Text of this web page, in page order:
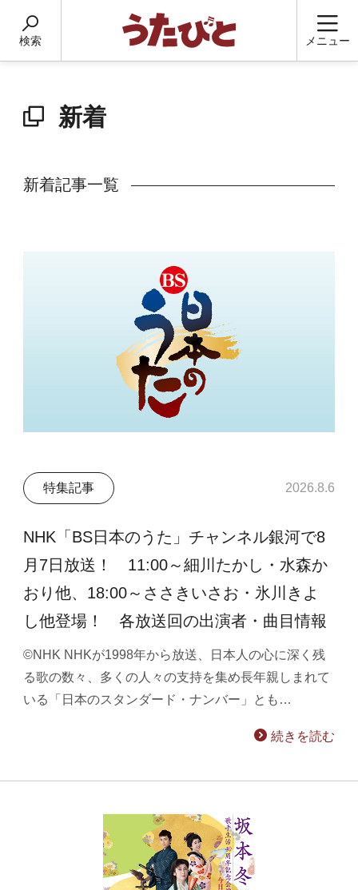
検索 メニュー
新着
新着記事一覧
特集記事 2026.8.6
NHK「BS日本のうた」チャンネル銀河で8
月7日放送！ 11:00～細川たかし・水森か
おり他、18:00～ささきいさお・氷川きよ
し他登場！ 各放送回の出演者・曲目情報
©NHK NHKが1998年から放送、日本人の心に深く残
る歌の数々、多くの人々の支持を集め長年親しまれて
いる「日本のスタンダード・ナンバー」とも…
続きを読む